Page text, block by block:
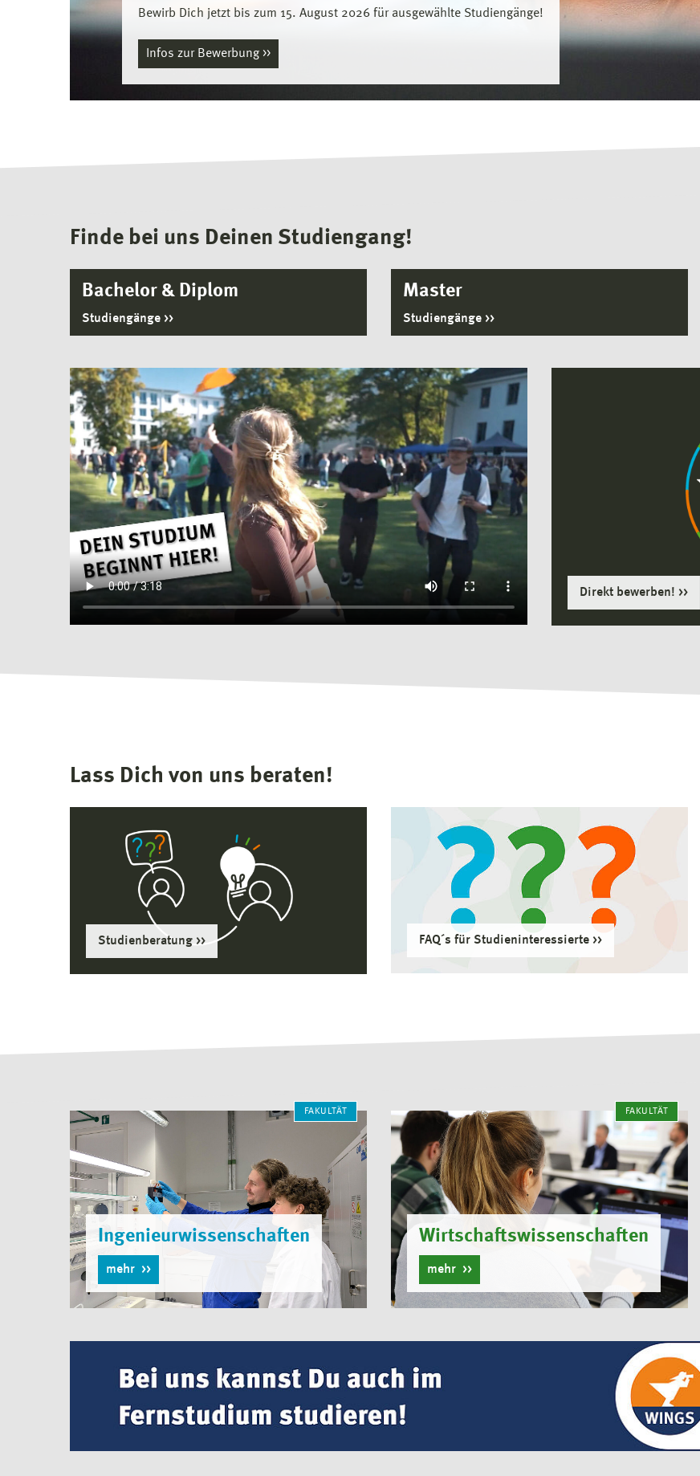
Bewirb Dich jetzt bis zum 15. August 2026 für ausgewählte Studiengänge!
Infos zur Bewerbung
Finde bei uns Deinen Studiengang!
Bachelor & Diplom
Studiengänge
Master
Studiengänge
Direkt bewerben!
Lass Dich von uns beraten!
Studienberatung FAQ´s für Studieninteressierte
FAKULTÄT
Ingenieurwissenschaften
mehr
FAKULTÄT
Wirtschaftswissenschaften
mehr